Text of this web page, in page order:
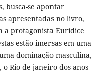
busca-se apontar
apresentadas no livro,
a protagonista Eurídice
estão imersas em uma
dominação masculina,
Rio de janeiro dos anos